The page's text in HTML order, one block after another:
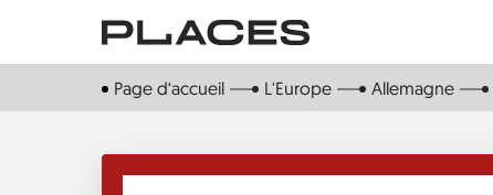
contenu
Page d‘accueil L'Europe Allemagne